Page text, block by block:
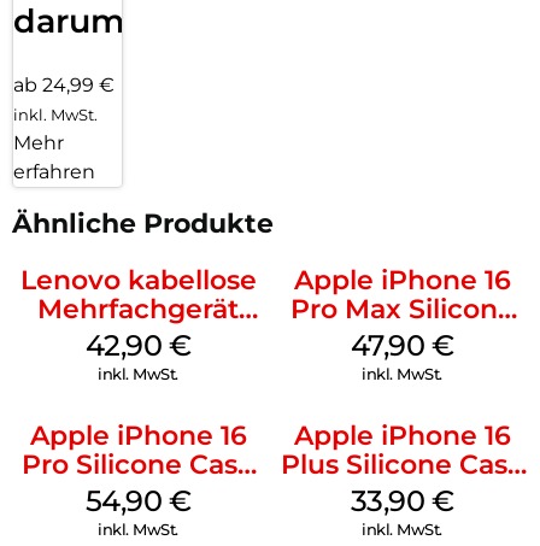
darum!
ab 24,99 €
inkl. MwSt.
Mehr
erfahren
Ähnliche Produkte
Lenovo kabellose
Mehrfachgerät
Luna Grey
42,90 €
inkl. MwSt.
Apple iPhone 16
Pro Max Silicone
Case MagSafe
Black
47,90 €
inkl. MwSt.
Apple iPhone 16
Pro Silicone Case
MagSafe Black
54,90 €
inkl. MwSt.
Apple iPhone 16
Plus Silicone Case
MagSafe Lake
Green
33,90 €
inkl. MwSt.